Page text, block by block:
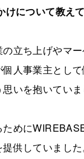
けについて教えて
立ち上げやマ
人事業主とし
いを抱いていま
ために
供していまし